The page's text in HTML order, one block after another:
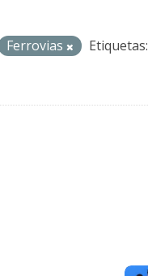
Ferrovias
Etiquetas: